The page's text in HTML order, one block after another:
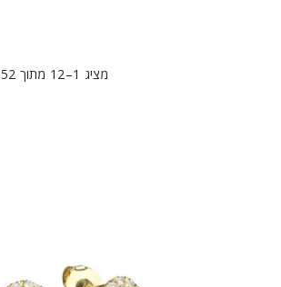
מציג 1–12 מתוך 52 תוצאות